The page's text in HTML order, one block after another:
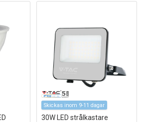
Skickas inom 9-11 dagar
30W LED strålkastare